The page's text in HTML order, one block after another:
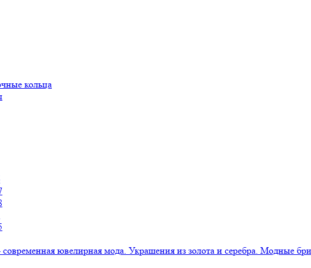
кольца